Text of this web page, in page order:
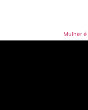
Mulher